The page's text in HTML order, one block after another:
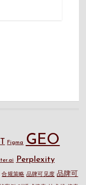
Figma GEO
Perplexity
合规策略 品牌可见度 品牌可